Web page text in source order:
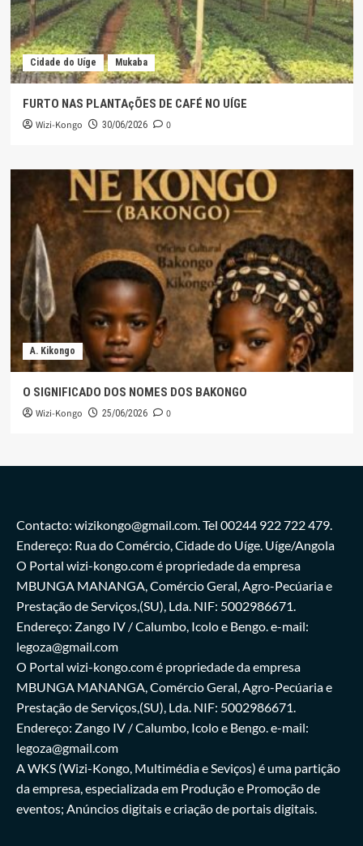
Cidade do Uíge Mukaba
FURTO NAS PLANTAçÕES DE CAFÉ NO UÍGE
Wizi-Kongo 30/06/2026 0
A. Kikongo
O SIGNIFICADO DOS NOMES DOS BAKONGO
Wizi-Kongo 25/06/2026 0
Contacto: wizikongo@gmail.com. Tel 00244 922 722 479.
Endereço: Rua do Comércio, Cidade do Uíge. Uíge/Angola
O Portal wizi-kongo.com é propriedade da empresa
MBUNGA MANANGA, Comércio Geral, Agro-Pecúaria e
Prestação de Serviços,(SU), Lda. NIF: 5002986671.
Endereço: Zango IV / Calumbo, Icolo e Bengo. e-mail:
legoza@gmail.com
O Portal wizi-kongo.com é propriedade da empresa
MBUNGA MANANGA, Comércio Geral, Agro-Pecúaria e
Prestação de Serviços,(SU), Lda. NIF: 5002986671.
Endereço: Zango IV / Calumbo, Icolo e Bengo. e-mail:
legoza@gmail.com
A WKS (Wizi-Kongo, Multimédia e Seviços) é uma partição
da empresa, especializada em Produção e Promoção de
eventos; Anúncios digitais e criação de portais digitais.